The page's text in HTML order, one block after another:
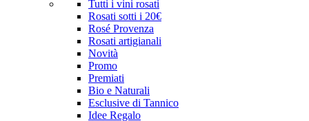
Tutti i vini rosati
Rosati sotti i 20€
Rosé Provenza
Rosati artigianali
Novità
Promo
Premiati
Bio e Naturali
Esclusive di Tannico
Idee Regalo